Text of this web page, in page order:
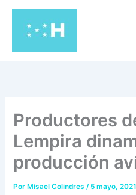
contenido
Productores
Lempira
producción
Por Misael Colindres/ 5 mayo, 2021